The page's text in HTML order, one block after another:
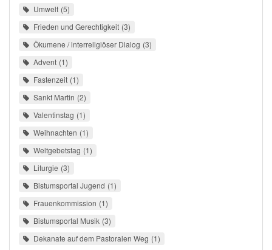
Umwelt 5
Frieden und Gerechtigkeit 3
Ökumene / interreligiöser Dialog 3
Advent 1
Fastenzeit 1
Sankt Martin 2
Valentinstag 1
Weihnachten 1
Weltgebetstag 1
Liturgie 3
Bistumsportal Jugend 1
Frauenkommission 1
Bistumsportal Musik 3
Dekanate auf dem Pastoralen Weg 1